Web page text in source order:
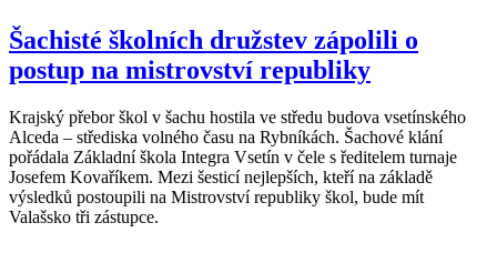
Šachisté školních družstev zápolili o
postup na mistrovství republiky
Krajský přebor škol v šachu hostila ve středu budova vsetínského
Alceda – střediska volného času na Rybníkách. Šachové klání
pořádala Základní škola Integra Vsetín v čele s ředitelem turnaje
Josefem Kovaříkem. Mezi šesticí nejlepších, kteří na základě
výsledků postoupili na Mistrovství republiky škol, bude mít
Valašsko tři zástupce.